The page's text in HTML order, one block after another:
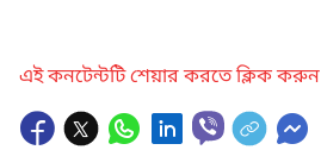
এই কনটেন্টটি শেয়ার করতে ক্লিক করুন